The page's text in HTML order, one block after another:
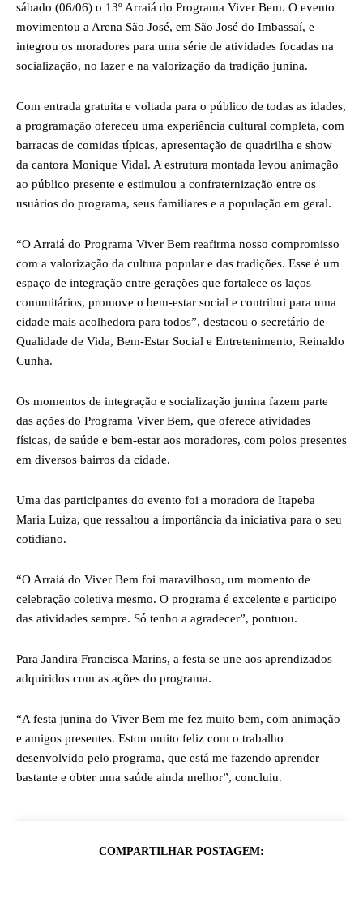
sábado (06/06) o 13º Arraiá do Programa Viver Bem. O evento
movimentou a Arena São José, em São José do Imbassaí, e
integrou os moradores para uma série de atividades focadas na
socialização, no lazer e na valorização da tradição junina.
Com entrada gratuita e voltada para o público de todas as idades,
a programação ofereceu uma experiência cultural completa, com
barracas de comidas típicas, apresentação de quadrilha e show
da cantora Monique Vidal. A estrutura montada levou animação
ao público presente e estimulou a confraternização entre os
usuários do programa, seus familiares e a população em geral.
“O Arraiá do Programa Viver Bem reafirma nosso compromisso
com a valorização da cultura popular e das tradições. Esse é um
espaço de integração entre gerações que fortalece os laços
comunitários, promove o bem-estar social e contribui para uma
cidade mais acolhedora para todos”, destacou o secretário de
Qualidade de Vida, Bem-Estar Social e Entretenimento, Reinaldo
Cunha.
Os momentos de integração e socialização junina fazem parte
das ações do Programa Viver Bem, que oferece atividades
físicas, de saúde e bem-estar aos moradores, com polos presentes
em diversos bairros da cidade.
Uma das participantes do evento foi a moradora de Itapeba
Maria Luiza, que ressaltou a importância da iniciativa para o seu
cotidiano.
“O Arraiá do Viver Bem foi maravilhoso, um momento de
celebração coletiva mesmo. O programa é excelente e participo
das atividades sempre. Só tenho a agradecer”, pontuou.
Para Jandira Francisca Marins, a festa se une aos aprendizados
adquiridos com as ações do programa.
“A festa junina do Viver Bem me fez muito bem, com animação
e amigos presentes. Estou muito feliz com o trabalho
desenvolvido pelo programa, que está me fazendo aprender
bastante e obter uma saúde ainda melhor”, concluiu.
COMPARTILHAR POSTAGEM: